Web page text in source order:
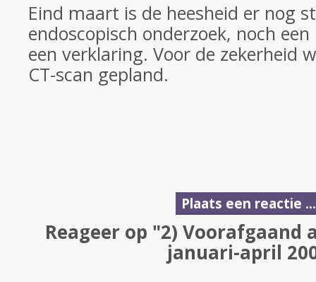
Eind maart is de heesheid er nog
endoscopisch onderzoek, noch
een verklaring. Voor de zekerheid
CT-scan gepland.
Plaats een reactie ...
Reageer op "2) Voorafgaand
januari-april